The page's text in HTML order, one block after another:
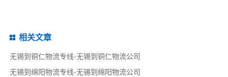
相关文章
无锡到铜仁物流专线-无锡到铜仁物流公司
无锡到绵阳物流专线-无锡到绵阳物流公司